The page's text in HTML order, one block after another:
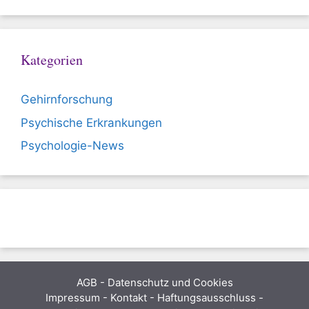
Kategorien
Gehirnforschung
Psychische Erkrankungen
Psychologie-News
AGB - Datenschutz und Cookies
Impressum - Kontakt - Haftungsausschluss -